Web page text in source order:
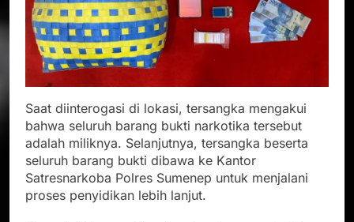
Saat diinterogasi di lokasi, tersangka mengakui
bahwa seluruh barang bukti narkotika tersebut
adalah miliknya. Selanjutnya, tersangka beserta
seluruh barang bukti dibawa ke Kantor
Satresnarkoba Polres Sumenep untuk menjalani
proses penyidikan lebih lanjut.